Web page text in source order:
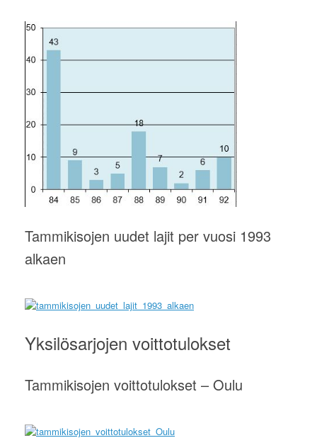
Tammikisojen uudet lajit per vuosi 1993
alkaen
Yksilösarjojen voittotulokset
Tammikisojen voittotulokset – Oulu